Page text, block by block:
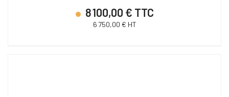
8 100,00 € TTC
6 750,00 € HT